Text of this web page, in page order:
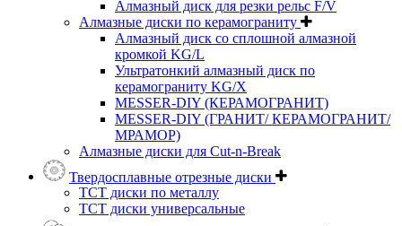
Алмазный диск для резки рельс F/V
Алмазные диски по керамограниту
Алмазный диск со сплошной алмазной
кромкой KG/L
Ультратонкий алмазный диск по
керамограниту KG/X
MESSER-DIY (КЕРАМОГРАНИТ)
MESSER-DIY (ГРАНИТ/ КЕРАМОГРАНИТ/
МРАМОР)
Алмазные диски для Cut-n-Break
Твердосплавные отрезные диски
ТСТ диски по металлу
ТСТ диски универсальные